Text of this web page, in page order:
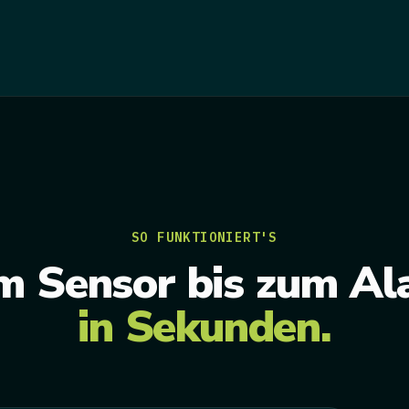
SO FUNKTIONIERT'S
Sensor bis zum
in Sekunden.